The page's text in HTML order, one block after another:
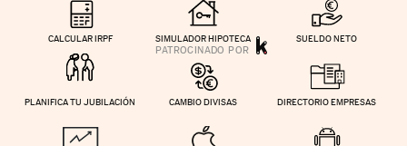
CALCULAR IRPF SIMULADOR HIPOTECA SUELDO NETO
PLANIFICA TU JUBILACIÓN CAMBIO DIVISAS DIRECTORIO EMPRESAS